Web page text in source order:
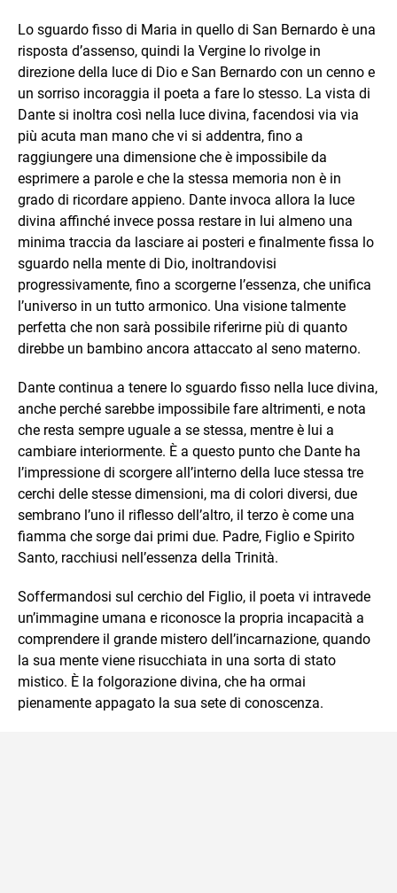
Lo sguardo fisso di Maria in quello di San Bernardo è una
risposta d’assenso, quindi la Vergine lo rivolge in
direzione della luce di Dio e San Bernardo con un cenno e
un sorriso incoraggia il poeta a fare lo stesso. La vista di
Dante si inoltra così nella luce divina, facendosi via via
più acuta man mano che vi si addentra, fino a
raggiungere una dimensione che è impossibile da
esprimere a parole e che la stessa memoria non è in
grado di ricordare appieno. Dante invoca allora la luce
divina affinché invece possa restare in lui almeno una
minima traccia da lasciare ai posteri e finalmente fissa lo
sguardo nella mente di Dio, inoltrandovisi
progressivamente, fino a scorgerne l’essenza, che unifica
l’universo in un tutto armonico. Una visione talmente
perfetta che non sarà possibile riferirne più di quanto
direbbe un bambino ancora attaccato al seno materno.
Dante continua a tenere lo sguardo fisso nella luce divina,
anche perché sarebbe impossibile fare altrimenti, e nota
che resta sempre uguale a se stessa, mentre è lui a
cambiare interiormente. È a questo punto che Dante ha
l’impressione di scorgere all’interno della luce stessa tre
cerchi delle stesse dimensioni, ma di colori diversi, due
sembrano l’uno il riflesso dell’altro, il terzo è come una
fiamma che sorge dai primi due. Padre, Figlio e Spirito
Santo, racchiusi nell’essenza della Trinità.
Soffermandosi sul cerchio del Figlio, il poeta vi intravede
un’immagine umana e riconosce la propria incapacità a
comprendere il grande mistero dell’incarnazione, quando
la sua mente viene risucchiata in una sorta di stato
mistico. È la folgorazione divina, che ha ormai
pienamente appagato la sua sete di conoscenza.